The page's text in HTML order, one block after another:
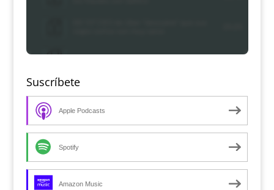
Suscríbete
Apple Podcasts
Spotify
Amazon Music